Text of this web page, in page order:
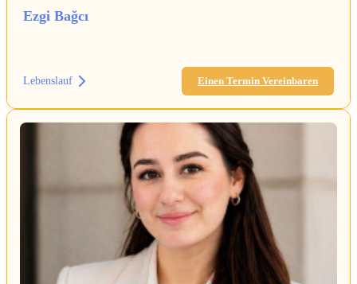
Ezgi Bağcı
Lebenslauf Einen Termin Vereinbaren